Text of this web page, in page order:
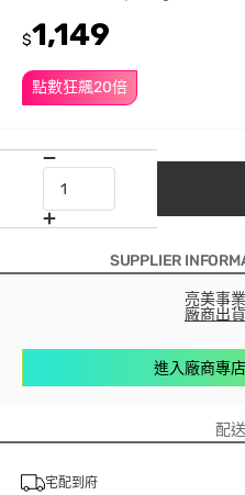
點數狂飆20倍
$1,149
SUPPLIER
亮美事
廠商出
進入廠商專
配
宅配到府